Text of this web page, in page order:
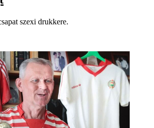
szexi drukkere.